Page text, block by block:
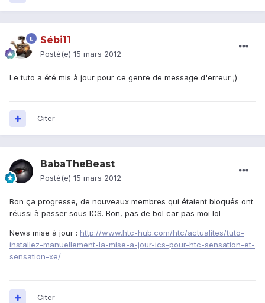
Sébi11
Posté(e) 15 mars 2012
Le tuto a été mis à jour pour ce genre de message d'erreur ;)
Citer
BabaTheBeast
Posté(e) 15 mars 2012
Bon ça progresse, de nouveaux membres qui étaient bloqués ont
réussi à passer sous ICS. Bon, pas de bol car pas moi lol
News mise à jour : http://www.htc-hub.com/htc/actualites/tuto-
installez-manuellement-la-mise-a-jour-ics-pour-htc-sensation-et-
sensation-xe/
Citer